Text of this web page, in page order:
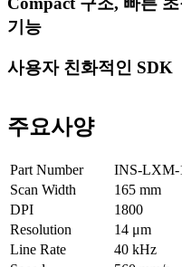
기능
사용자 친화적인 SDK
주요사양
Part Number
INS-LXM-
Scan Width
165 mm
DPI
1800
Resolution
14 μm
Line Rate
40 kHz